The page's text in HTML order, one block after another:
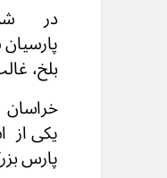
در
بلخ،
یکی
پارس